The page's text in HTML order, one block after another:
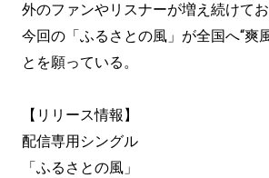
外のファンやリスナーが増え続けて
今回の「ふるさとの風」が全国へ“爽
とを願っている。
【リリース情報】
配信専用シングル
「ふるさとの風」